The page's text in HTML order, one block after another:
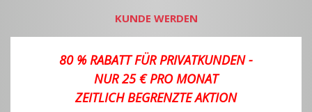
KUNDE WERDEN
80 % RABATT FÜR PRIVATKUNDEN -
NUR 25 € PRO MONAT
ZEITLICH BEGRENZTE AKTION